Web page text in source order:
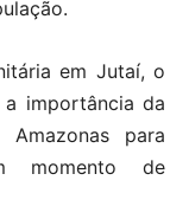
em Jutaí, o
importância da
para
momento de